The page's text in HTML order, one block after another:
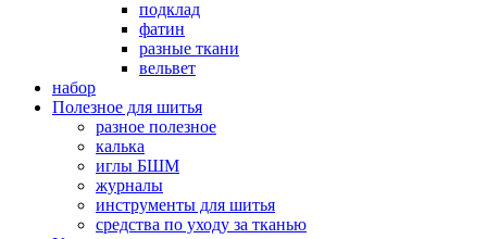
подклад
фатин
разные ткани
вельвет
набор
Полезное для шитья
разное полезное
калька
иглы БШМ
журналы
инструменты для шитья
средства по уходу за тканью